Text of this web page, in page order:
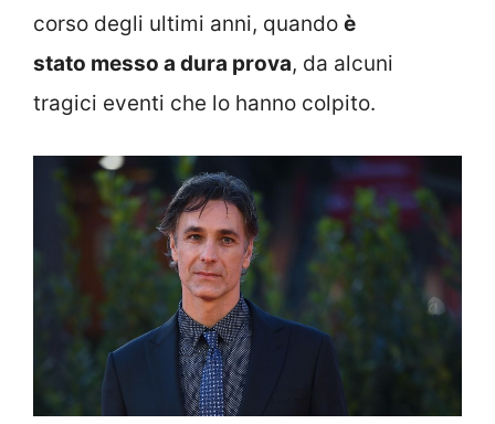
corso degli ultimi anni, quando è
stato messo a dura prova, da alcuni
tragici eventi che lo hanno colpito.